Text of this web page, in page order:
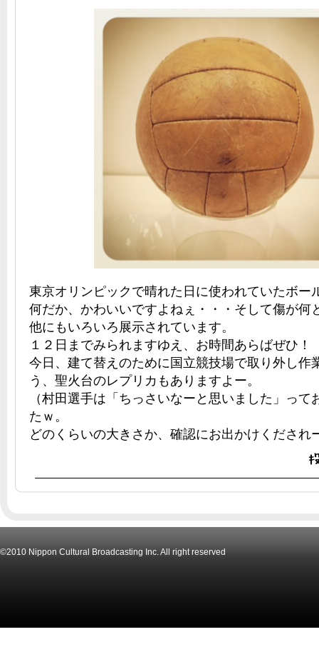
東京オリンピックで晴れた日に使われていたボー
何だか、かわいいですよねぇ・・・そして傷が何
他にもいろいろ展示されています。
１２日までみられますゆえ、お時間あらばぜひ！
今日、建て替えのために国立競技場で取り外し作
う、聖火台のレプリカもありますよー。
（村田選手は「ちっさいなーと思いました」って
たｗ。
どのくらいの大きさか、確認にお出かけくだされ
©2010 Nippon Cultural Broadcasting Inc. All right reserved